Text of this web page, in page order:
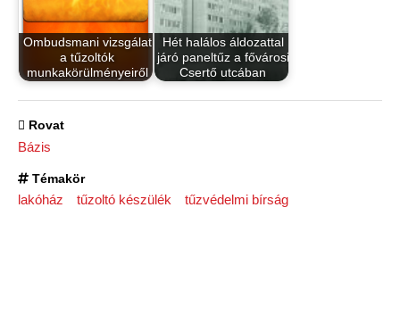
Ombudsmani vizsgálat
a tűzoltók
munkakörülményeiről
Hét halálos áldozattal
járó paneltűz a fővárosi
Csertő utcában
Rovat
Bázis
Témakör
lakóház tűzoltó készülék tűzvédelmi bírság